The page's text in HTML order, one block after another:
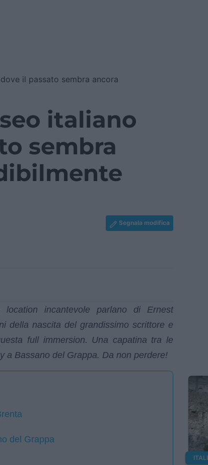
il passato sembra ancora
italiano
sembra
Segnala modifica
incantevole parlano di Ernest
della nascita del grandissimo scrittore e
full immersion. Una capatina tra le
a Bassano del Grappa. Da non perdere!
del Grappa